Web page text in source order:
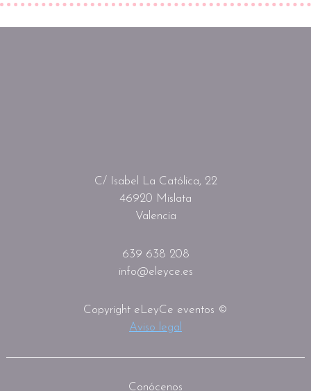
C/ Isabel La Católica, 22
46920 Mislata
Valencia
639 638 208
info@eleyce.es
Copyright eLeyCe eventos ©
Aviso legal
Conócenos